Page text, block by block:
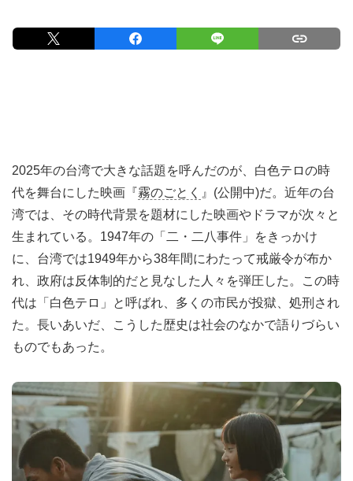
2025年の台湾で大きな話題を呼んだのが、白色テロの時
代を舞台にした映画『霧のごとく 』(公開中)だ。近年の台
湾では、その時代背景を題材にした映画やドラマが次々と
生まれている。1947年の「二・二八事件」をきっかけ
に、台湾では1949年から38年間にわたって戒厳令が布か
れ、政府は反体制的だと見なした人々を弾圧した。この時
代は「白色テロ」と呼ばれ、多くの市民が投獄、処刑され
た。長いあいだ、こうした歴史は社会のなかで語りづらい
ものでもあった。